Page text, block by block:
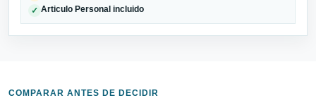
✓ Articulo Personal incluido
COMPARAR ANTES DE DECIDIR